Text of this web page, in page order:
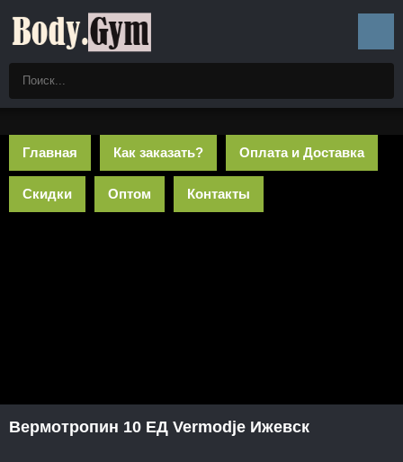
Главная Как заказать? Оплата и Доставка
Скидки Оптом Контакты
Вермотропин 10 ЕД Vermodje Ижевск